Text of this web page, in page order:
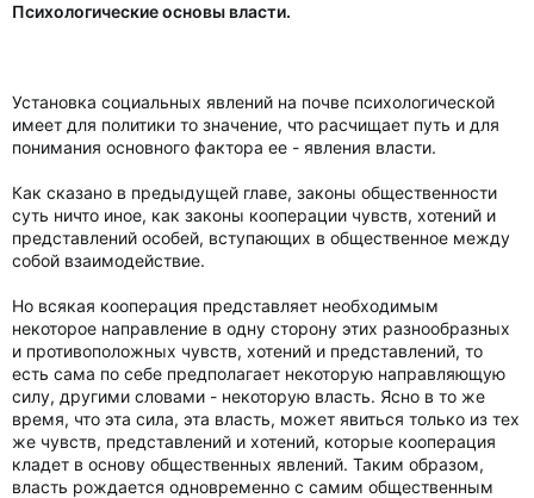
Психологические основы власти.
Установка социальных явлений на почве психологической
имеет для политики то значение, что расчищает путь и для
понимания основного фактора ее - явления власти.
Как сказано в предыдущей главе, законы общественности
суть ничто иное, как законы кооперации чувств, хотений и
представлений особей, вступающих в общественное между
собой взаимодействие.
Но всякая кооперация представляет необходимым
некоторое направление в одну сторону этих разнообразных
и противоположных чувств, хотений и представлений, то
есть сама по себе предполагает некоторую направляющую
силу, другими словами - некоторую власть. Ясно в то же
время, что эта сила, эта власть, может явиться только из тех
же чувств, представлений и хотений, которые кооперация
кладет в основу общественных явлений. Таким образом,
власть рождается одновременно с самим общественным